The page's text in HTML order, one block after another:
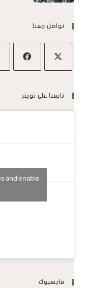
تواصل معنا
تابعنا على تويتر
and enable
فايسبوك